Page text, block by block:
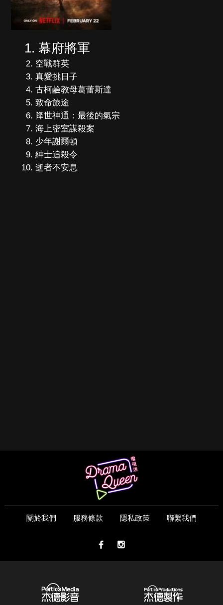
幕府將軍
空戰群英
真愛挑日子
古柯鹼教母葛蕾斯達
致命旅途
降世神通：最後的氣宗
海上密室謀殺案
少年謝爾頓
紳士追殺令
逝者不安息
關於我們 服務條款 隱私政策 聯繫我們